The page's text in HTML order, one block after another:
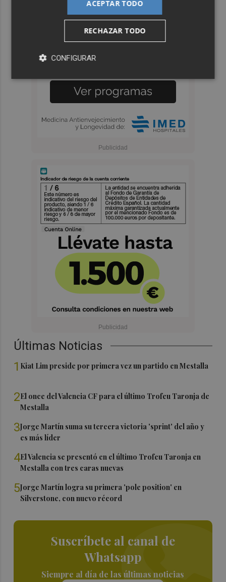
Últimas Noticias
1 Kiat Lim preside por primera vez un partido en Mestalla
2El once del Valencia CF para el último Trofeu Taronja de
Mestalla
3Jorge Martín suma su tercera victoria 'sprint' del año y
es más líder
4El Valencia se presentó en el último Trofeu Taronja en
Mestalla con tres caras nuevas
5Jorge Martín logra su primera 'pole position' en
Silverstone, con nuevo récord
Suscríbete al canal de
Whatsapp
Siempre al día de las últimas noticias
ACEPTAR TODO
RECHAZAR TODO
CONFIGURAR